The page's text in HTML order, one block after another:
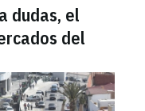
dudas, el
del